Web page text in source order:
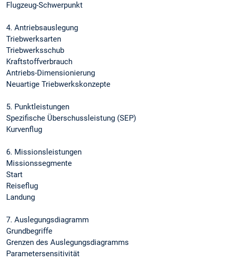
Flugzeug-Schwerpunkt
4. Antriebsauslegung
Triebwerksarten
Triebwerksschub
Kraftstoffverbrauch
Antriebs-Dimensionierung
Neuartige Triebwerkskonzepte
5. Punktleistungen
Spezifische Überschussleistung (SEP)
Kurvenflug
6. Missionsleistungen
Missionssegmente
Start
Reiseflug
Landung
7. Auslegungsdiagramm
Grundbegriffe
Grenzen des Auslegungsdiagramms
Parametersensitivität